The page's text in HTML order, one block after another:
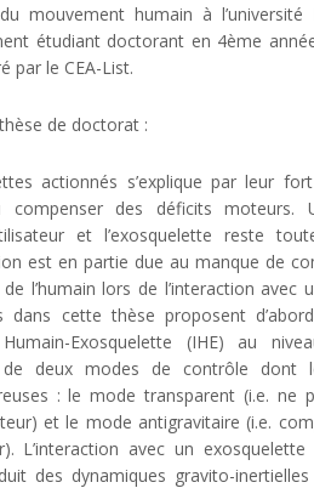
mouvement humain à l’université
étudiant doctorant en 4ème
par le CEA-List.
de doctorat :
actionnés s’explique par leur
compenser des déficits moteurs.
et l’exosquelette reste
est en partie due au manque de
l’humain lors de l’interaction avec
dans cette thèse proposent
Exosquelette (IHE) au
deux modes de contrôle dont
: le mode transparent (i.e. ne
et le mode antigravitaire (i.e.
L’interaction avec un
des dynamiques gravito-